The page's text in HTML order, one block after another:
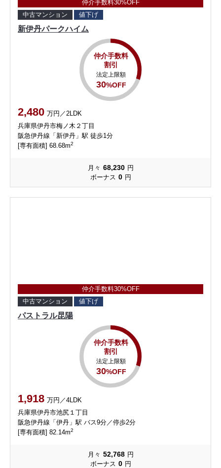
仲介手数料30%OFF
中古マンション
値下げ
新伊丹パークハイム
仲介手数料
割引
法定上限額
30%OFF
2,480 万円／2LDK
兵庫県伊丹市梅ノ木２丁目
阪急伊丹線「新伊丹」駅 徒歩1分
[専有面積] 68.68m2
月々 68,230 円
ボーナス 0 円
仲介手数料30%OFF
中古マンション
値下げ
パストラル昆陽
仲介手数料
割引
法定上限額
30%OFF
1,918 万円／4LDK
兵庫県伊丹市池尻１丁目
阪急伊丹線「伊丹」駅 バス9分／停歩2分
[専有面積] 82.14m2
月々 52,768 円
ボーナス 0 円